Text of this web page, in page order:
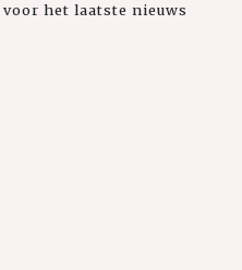
het laatste nieuws